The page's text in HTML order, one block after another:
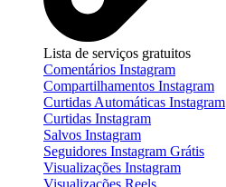
Lista de serviços gratuitos
Comentários Instagram
Compartilhamentos Instagram
Curtidas Automáticas Instagram
Curtidas Instagram
Salvos Instagram
Seguidores Instagram Grátis
Visualizações Instagram
Visualizações Reels